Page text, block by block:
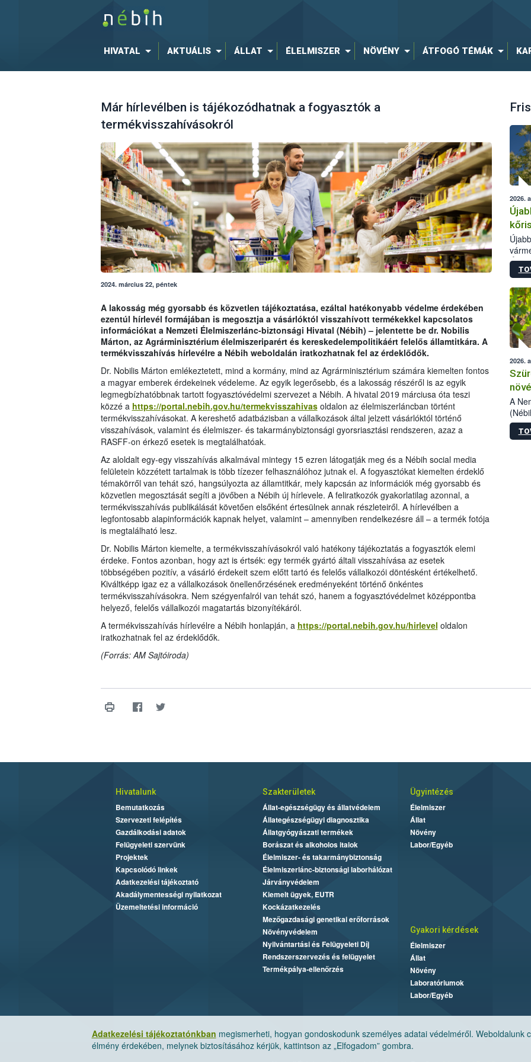
HIVATAL AKTUÁLIS ÁLLAT ÉLELMISZER NÖVÉNY ÁTFOGÓ TÉMÁK
Már hírlevélben is tájékozódhatnak a fogyasztók a
termékvisszahívásokról
2024. március 22, péntek
A lakosság még gyorsabb és közvetlen tájékoztatása, ezáltal hatékonyabb védelme érdekében
ezentúl hírlevél formájában is megosztja a vásárlóktól visszahívott termékekkel kapcsolatos
információkat a Nemzeti Élelmiszerlánc-biztonsági Hivatal (Nébih) – jelentette be dr. Nobilis
Márton, az Agrárminisztérium élelmiszeriparért és kereskedelempolitikáért felelős államtitkára. A
termékvisszahívás hírlevélre a Nébih weboldalán iratkozhatnak fel az érdeklődők.
Dr. Nobilis Márton emlékeztetett, mind a kormány, mind az Agrárminisztérium számára kiemelten fontos
a magyar emberek érdekeinek védeleme. Az egyik legerősebb, és a lakosság részéről is az egyik
legmegbízhatóbbnak tartott fogyasztóvédelmi szervezet a Nébih. A hivatal 2019 márciusa óta teszi
közzé a https://portal.nebih.gov.hu/termekvisszahivasoldalon az élelmiszerláncban történt
termékvisszahívásokat. A kereshető adatbázisban a vállalkozások által jelzett vásárlóktól történő
visszahívások, valamint és élelmiszer- és takarmánybiztonsági gyorsriasztási rendszeren, azaz a
RASFF-on érkező esetek is megtalálhatóak.
Az aloldalt egy-egy visszahívás alkalmával mintegy 15 ezren látogatják meg és a Nébih social media
felületein közzétett tartalmak is több tízezer felhasználóhoz jutnak el. A fogyasztókat kiemelten érdeklő
témakörről van tehát szó, hangsúlyozta az államtitkár, mely kapcsán az információk még gyorsabb és
közvetlen megosztását segíti a jövőben a Nébih új hírlevele. A feliratkozók gyakorlatilag azonnal, a
termékvisszahívás publikálását követően elsőként értesülnek annak részleteiről. A hírlevélben a
legfontosabb alapinformációk kapnak helyet, valamint – amennyiben rendelkezésre áll – a termék fotója
is megtalálható lesz.
Dr. Nobilis Márton kiemelte, a termékvisszahívásokról való hatékony tájékoztatás a fogyasztók elemi
érdeke. Fontos azonban, hogy azt is értsék: egy termék gyártó általi visszahívása az esetek
többségében pozitív, a vásárló érdekeit szem előtt tartó és felelős vállalkozói döntésként értékelhető.
Kiváltképp igaz ez a vállalkozások önellenőrzésének eredményeként történő önkéntes
termékvisszahívásokra. Nem szégyenfalról van tehát szó, hanem a fogyasztóvédelmet középpontba
helyező, felelős vállalkozói magatartás bizonyítékáról.
A termékvisszahívás hírlevélre a Nébih honlapján, a https://portal.nebih.gov.hu/hirlevel oldalon
iratkozhatnak fel az érdeklődők.
(Forrás: AM Sajtóiroda)
2026.
2026.
A
Adatkezelési tájékoztatónkban megismerheti, hogyan gondoskodunk személyes adatai védelméről. Weboldalunk
élmény érdekében, melynek biztosításához kérjük, kattintson az „Elfogadom” gombra.
Hivatalunk
Bemutatkozás
Szervezeti felépítés
Gazdálkodási adatok
Felügyeleti szervünk
Projektek
Kapcsolódó linkek
Adatkezelési tájékoztató
Akadálymentességi nyilatkozat
Üzemeltetési információ
Szakterületek
Állat-egészségügy és állatvédelem
Állategészségügyi diagnosztika
Állatgyógyászati termékek
Borászat és alkoholos italok
Élelmiszer- és takarmánybiztonság
Élelmiszerlánc-biztonsági laborhálózat
Járványvédelem
Kiemelt ügyek, EUTR
Kockázatkezelés
Mezőgazdasági genetikai erőforrások
Növényvédelem
Nyilvántartási és Felügyeleti Díj
Rendszerszervezés és felügyelet
Termékpálya-ellenőrzés
Ügyintézés
Élelmiszer
Állat
Növény
Labor/Egyéb
Gyakori kérdések
Élelmiszer
Állat
Növény
Laboratóriumok
Labor/Egyéb